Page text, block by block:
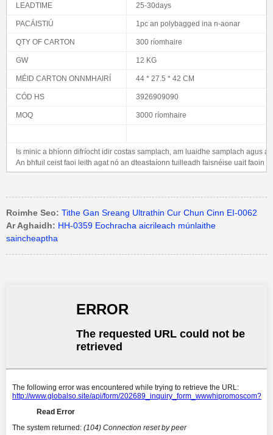
LEADTIME 25-30days
PACÁISTIÚ 1pc an polybagged ina n-aonar
QTY OF CARTON 300 ríomhaire
GW 12 KG
MÉID CARTON ONNMHAIRÍ 44 * 27.5 * 42 CM
CÓD HS 3926909090
MOQ 3000 ríomhaire
Is minic a bhíonn difríocht idir costas samplach, am luaidhe samplach agus
An bhfuil ceist faoi leith agat nó an dteastaíonn tuilleadh faisnéise uait faoin
Roimhe Seo: Tithe Gan Sreang Ultrathin Cur Chun Cinn EI-0062
Ar Aghaidh: HH-0359 Eochracha aicrileach múnlaithe
saincheaptha